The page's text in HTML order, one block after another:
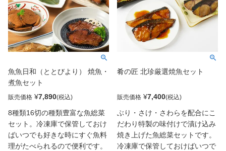
然ぶりは、力強い旨みと粕床の
奥深い風味が溶け合い、口に入
れるたびに香りと旨みが広がり
ます。老舗・丸石醸造が醸す
「二兎」の酒粕と、米麹・白味
噌・甘酒などの伝統素材が織り
なす、自然でやさしい味わい
は、どこか懐かしく、上品。冷
蔵庫で自然解凍後、グリルやフ
格的な味が楽しめ、日々の食卓
はもちろん、大切な方への贈り
物にも最適です。
魚魚日和（ととびより） 焼魚・
煮魚セット
販売価格 ¥7,890
8種類16切の種類豊富な魚総菜
セット。冷凍庫で保管しておけ
ばいつでも好きな時にすぐ魚料
理がたべられるので便利です。
肴の匠 北珍厳選焼魚セット
販売価格 ¥7,400
ぶり・さけ・さわらを配合にこ
だわり特製の味付けで漬け込み
焼き上げた魚総菜セットです。
冷凍庫で保管しておけばいつで